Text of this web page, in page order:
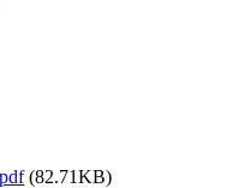
(82.71KB)